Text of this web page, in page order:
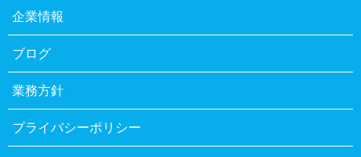
企業情報
ブログ
業務方針
プライバシーポリシー